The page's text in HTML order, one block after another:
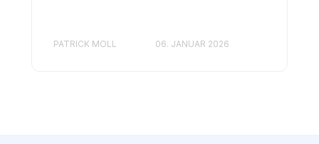
PATRICK MOLL 06. JANUAR 2026